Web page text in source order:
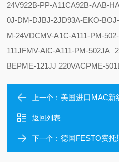
24V922B-PP-A11CA92B-AAB-
0J-DM-DJBJ-2JD93A-EKO-
M-24VDCMV-A1C-A111-PM-
111JFMV-AIC-A111-PM-502JA
BEPME-121JJ 220VACPME-
上一个： 美国进口MAC新线
返回列表
下一个：德国FESTO费托斯阀功能